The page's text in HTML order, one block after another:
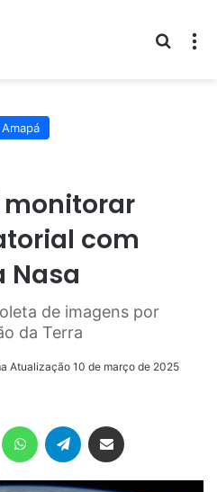
monitorar
com
Nasa
de imagens por
da Terra
Atualização 10 de março de 2025
MessengerWhatsAppTelegram